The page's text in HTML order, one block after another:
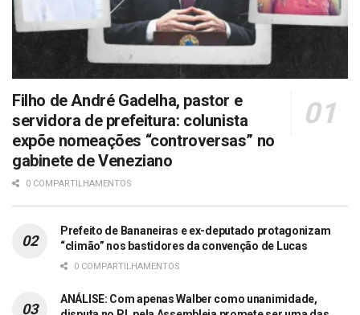
Filho de André Gadelha, pastor e
servidora de prefeitura: colunista
expõe nomeações “controversas” no
gabinete de Veneziano
0 COMPARTILHAMENTOS
Prefeito de Bananeiras e ex-deputado protagonizam
“climão” nos bastidores da convenção de Lucas
0 COMPARTILHAMENTOS
ANÁLISE: Com apenas Walber como unanimidade,